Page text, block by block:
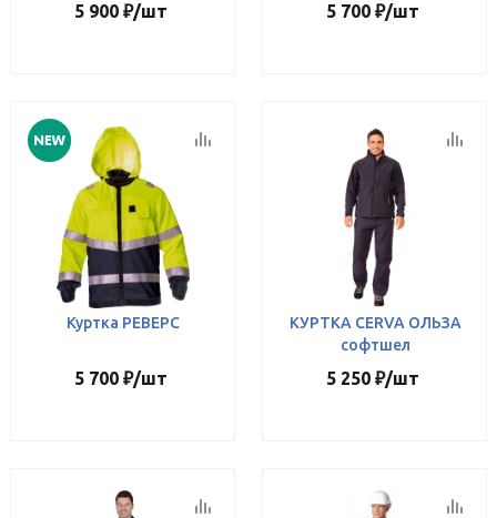
5 900 ₽/шт 5 700 ₽/шт
Куртка РЕВЕРС
5 700 ₽/шт
КУРТКА CERVA ОЛЬЗА
софтшел
5 250 ₽/шт